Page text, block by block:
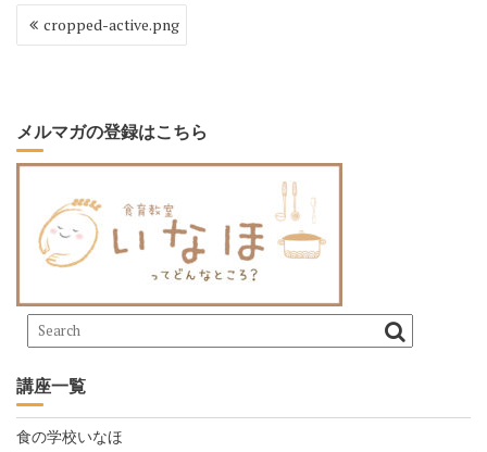
投
稿
ー
シ
cropped-active.png
メルマガの登録はこちら
講座一覧
食の学校いなほ